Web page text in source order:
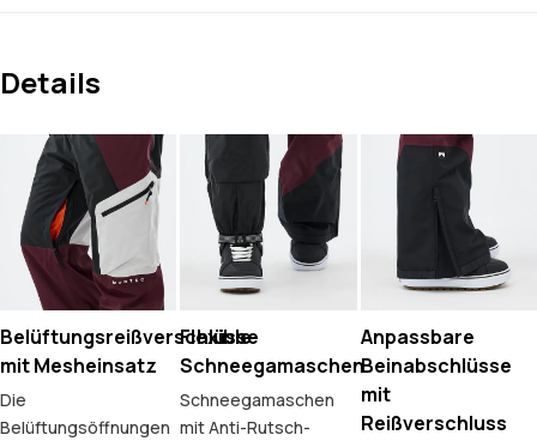
Details
Belüftungsreißverschlüsse
mit Mesheinsatz
Die
Belüftungsöffnungen
Flexible
Schneegamaschen
Schneegamaschen
mit Anti-Rutsch-
Anpassbare
Beinabschlüsse
mit
Reißverschluss